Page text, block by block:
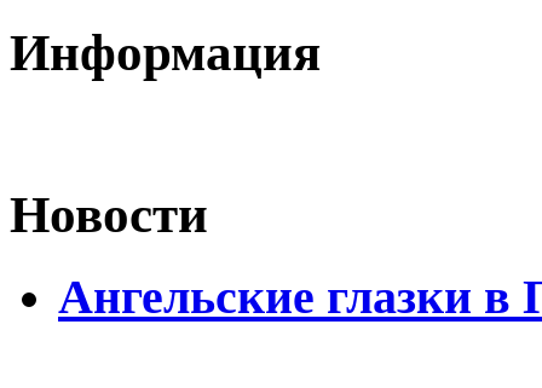
Информация
Новости
Ангельские глазки в